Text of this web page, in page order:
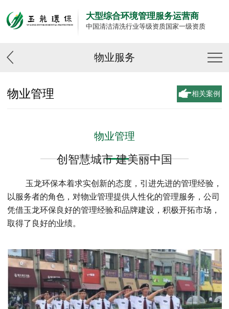
大型综合环境管理服务运营商
中国清洁清洗行业等级资质国家一级资质
物业服务
物业管理 相关案例
物业管理
创智慧城市 建美丽中国
玉龙环保本着求实创新的态度，引进先进的管理经验，
以服务者的角色，对物业管理提供人性化的管理服务，公司
凭借玉龙环保良好的管理经验和品牌建设，积极开拓市场，
取得了良好的业绩。